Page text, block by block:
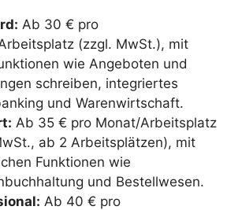
Ab 30 € pro
(zzgl. MwSt.), mit
wie Angeboten und
schreiben, integriertes
und Warenwirtschaft.
Ab 35 € pro Monat/Arbeitsplatz
ab 2 Arbeitsplätzen), mit
Funktionen wie
und Bestellwesen.
Ab 40 € pro